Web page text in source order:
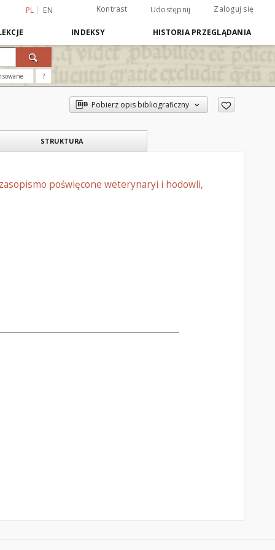
PL EN Kontrast Udostępnij Zaloguj się
INDEKSY HISTORIA PRZEGLĄDANIA
?
Pobierz opis bibliograficzny
STRUKTURA
poświęcone weterynaryi i hodowli,